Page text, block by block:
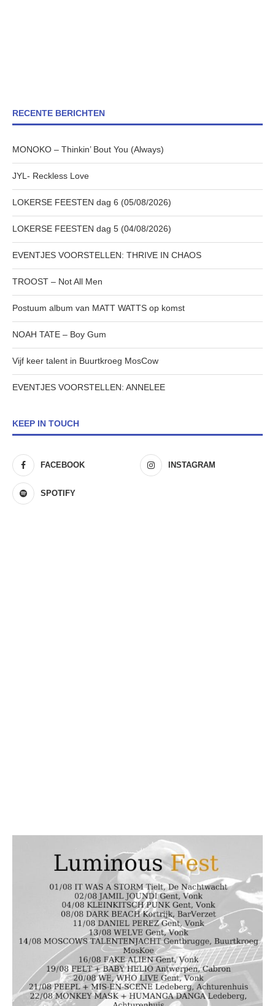
RECENTE BERICHTEN
MONOKO – Thinkin’ Bout You (Always)
JYL- Reckless Love
LOKERSE FEESTEN dag 6 (05/08/2026)
LOKERSE FEESTEN dag 5 (04/08/2026)
EVENTJES VOORSTELLEN: THRIVE IN CHAOS
TROOST – Not All Men
Postuum album van MATT WATTS op komst
NOAH TATE – Boy Gum
Vijf keer talent in Buurtkroeg MosCow
EVENTJES VOORSTELLEN: ANNELEE
KEEP IN TOUCH
FACEBOOK INSTAGRAM
SPOTIFY